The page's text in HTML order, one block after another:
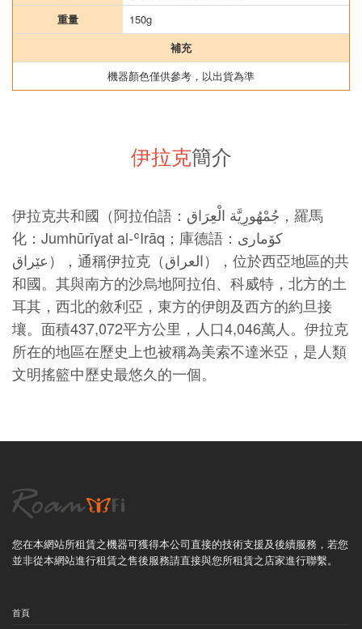
重量
150g
補充
機器顏色僅供參考，以出貨為準
伊拉克簡介
伊拉克共和國（阿拉伯語：جُمْهُورِيَّة الْعِرَاق，羅馬
化：Jumhūrīyat al-ʿIrāq；庫德語：كۆماری
عێراق），通稱伊拉克（العراق），位於西亞地區的共
和國。其與南方的沙烏地阿拉伯、科威特，北方的土
耳其，西北的敘利亞，東方的伊朗及西方的約旦接
壤。面積437,072平方公里，人口4,046萬人。伊拉克
所在的地區在歷史上也被稱為美索不達米亞，是人類
文明搖籃中歷史最悠久的一個。
您在本網站所租賃之機器可獲得本公司直接的技術支援及後續服務，若您
並非從本網站進行租賃之售後服務請直接與您所租賃之店家進行聯繫。
首頁